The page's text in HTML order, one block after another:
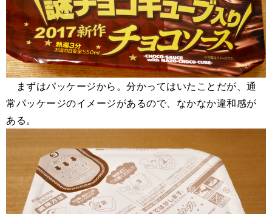
まずはパッケージから。分かってはいたことだが、通
常パッケージのイメージがあるので、なかなか違和感が
ある。